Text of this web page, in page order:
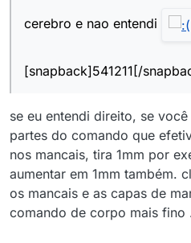
cerebro e nao entendi
[snapback]541211[/
se eu entendi direito, se
partes do comando que
nos mancais, tira 1mm por
aumentar em 1mm também.
os mancais e as capas de
comando de corpo mais fino